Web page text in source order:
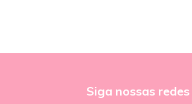
Siga nossas